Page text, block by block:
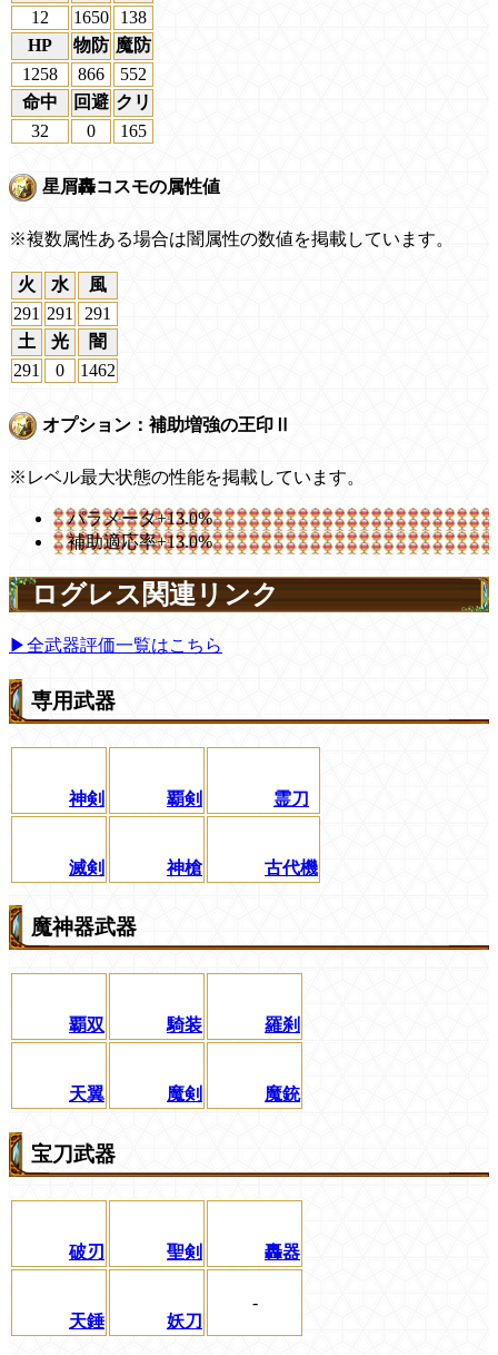
12
1650
138
HP
物防 魔防
1258
866
552
命中
回避 クリ
32
0 165
星屑轟コスモの属性値
※複数属性ある場合は闇属性の数値を掲載しています。
火 水
風
291 291
291
土
光
闇
291
0 1462
オプション：補助増強の王印Ⅱ
※レベル最大状態の性能を掲載しています。
パラメータ+13.0%
補助適応率+13.0%
ログレス関連リンク
▶全武器評価一覧はこちら
専用武器
神剣 覇剣 霊刀
滅剣 神槍 古代機
魔神器武器
覇双 騎装 羅刹
天翼 魔剣 魔銃
宝刀武器
破刃 聖剣 轟器
天錘 妖刀
-